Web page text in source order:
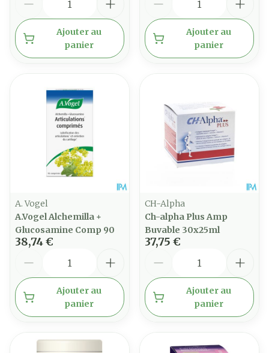
Ajouter au
panier
Ajouter au
panier
A. Vogel
A.Vogel Alchemilla +
Glucosamine Comp 90
38,74 €
Ajouter au
panier
CH-Alpha
Ch-alpha Plus Amp
Buvable 30x25ml
37,75 €
Ajouter au
panier